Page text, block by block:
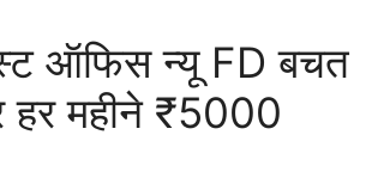
ऑफिस न्यू FD बचत
महीने ₹5000